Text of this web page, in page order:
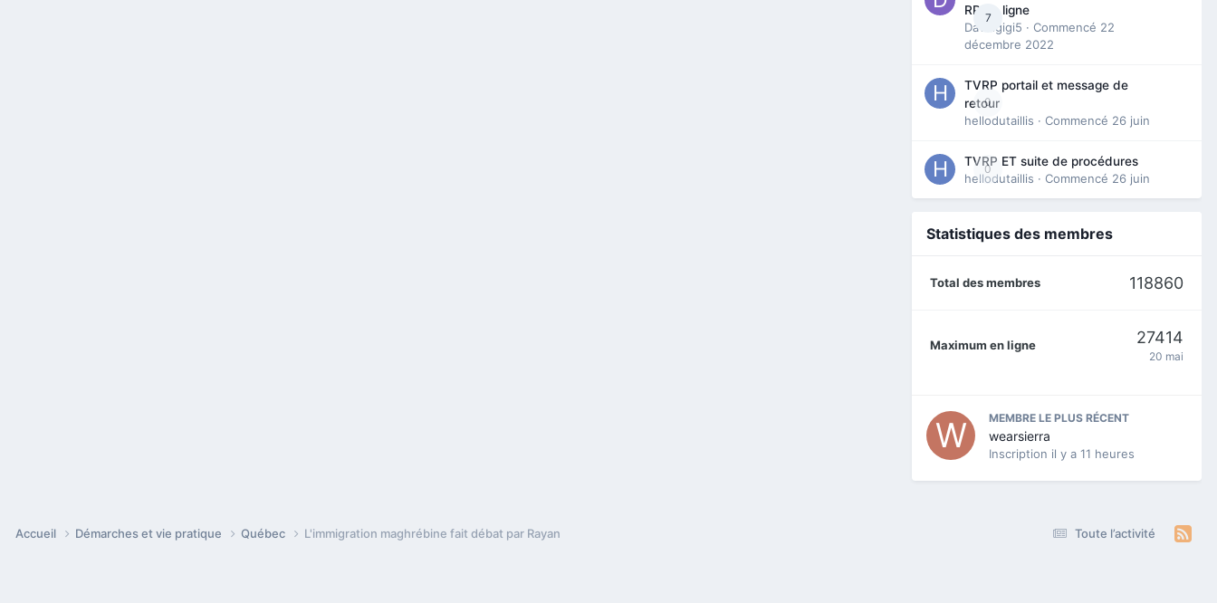
7
RP en ligne
Davidgigi5 · Commencé 22
décembre 2022
0
TVRP portail et message de
retour
hellodutaillis · Commencé 26 juin
0
TVRP ET suite de procédures
hellodutaillis · Commencé 26 juin
Statistiques des membres
Total des membres 118860
Maximum en ligne 27414
20 mai
MEMBRE LE PLUS RÉCENT
wearsierra
Inscription il y a 11 heures
Toute l’activité
Accueil Démarches et vie pratique Québec L'immigration maghrébine fait débat par Rayan